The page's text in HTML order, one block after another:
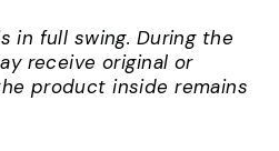
in full swing. During the
receive original or
product inside remains